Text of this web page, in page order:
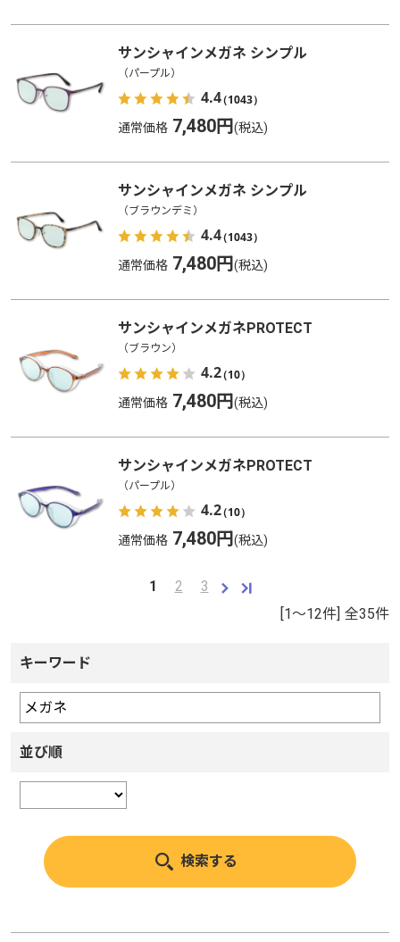
サンシャインメガネ シンプル
（パープル）
4.4（1043）
通常価格 7,480円
サンシャインメガネ シンプル
（ブラウンデミ）
4.4（1043）
通常価格 7,480円
サンシャインメガネPROTECT
（ブラウン）
4.2（10）
通常価格 7,480円
サンシャインメガネPROTECT
（パープル）
4.2（10）
通常価格 7,480円
1 2
3
[1～12件] 全35件
キーワード
並び順